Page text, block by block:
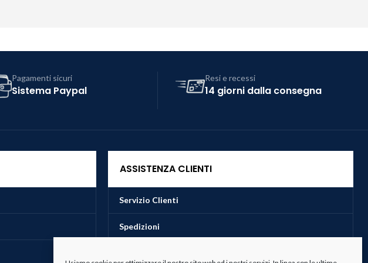
Pagamenti sicuri
Sistema Paypal
Resi e recessi
14 giorni dalla consegna
ASSISTENZA CLIENTI
Servizio Clienti
Spedizioni